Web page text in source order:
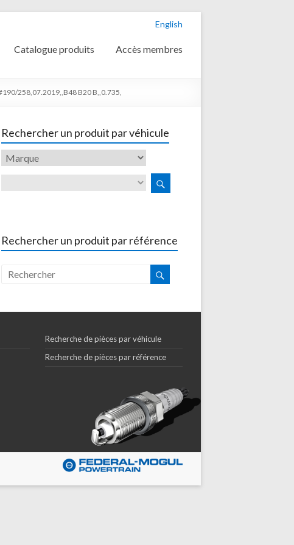
English
Catalogue produits Accès membres
258,07.2019,,B48 B20 B,,0.735,
Rechercher un produit par véhicule
Rechercher un produit par référence
Recherche de pièces par véhicule
Recherche de pièces par référence